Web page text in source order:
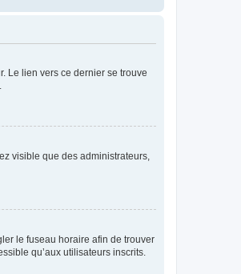
Le lien vers ce dernier se trouve
visible que des administrateurs,
le fuseau horaire afin de trouver
qu’aux utilisateurs inscrits.